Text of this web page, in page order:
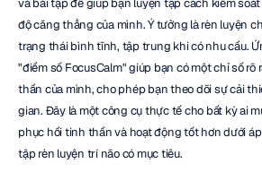
và bài tập để giúp bạn luyện tập cách kiểm
độ căng thẳng của mình. Ý tưởng là rèn luyện
trạng thái bình tĩnh, tập trung khi có nhu cầu.
"điểm số FocusCalm" giúp bạn có một chỉ số
thần của mình, cho phép bạn theo dõi sự cải
gian. Đây là một công cụ thực tế cho bất kỳ ai
phục hồi tinh thần và hoạt động tốt hơn dưới
tập rèn luyện trí não có mục tiêu.